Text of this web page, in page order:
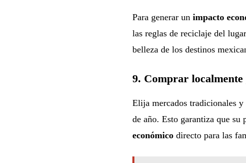
Para generar un impacto
las reglas de reciclaje del
belleza de los destinos
9. Comprar
Elija mercados tradicionales
de año. Esto garantiza que su
económicodirecto para las